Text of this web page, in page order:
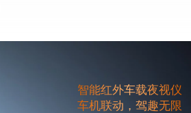
智能红外车载夜视仪
车机联动，驾趣无限